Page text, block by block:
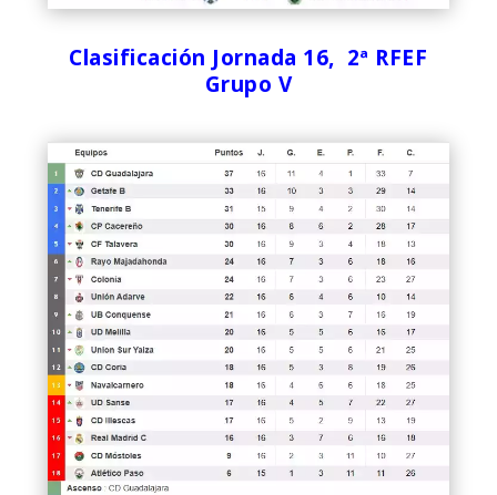
Clasificación Jornada 16, 2ª RFEF
Grupo V